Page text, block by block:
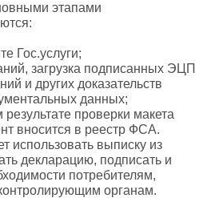
этапами
Гос.услуги;
загрузка подписанных ЭЦП
и других доказательств
данных;
проверки макета
вносится в реестр ФСА.
использовать выписку из
декларацию, подписать и
потребителям,
органам.